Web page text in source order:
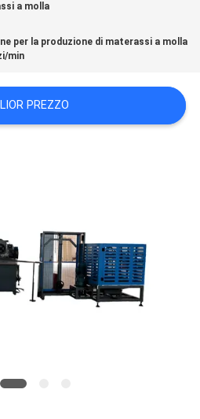
a molla
per la produzione di materassi a molla
min
PREZZO